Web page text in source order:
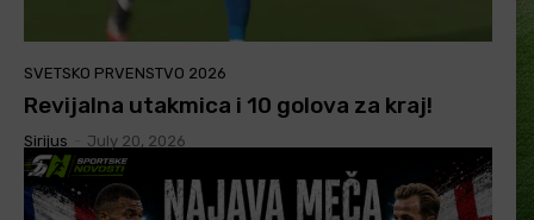
SVETSKO PRVENSTVO 2026
Revijalna utakmica i 10 golova za kraj!
Sirijus July 20, 2026